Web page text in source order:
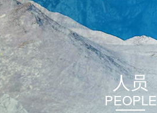
人员
PEOPLE